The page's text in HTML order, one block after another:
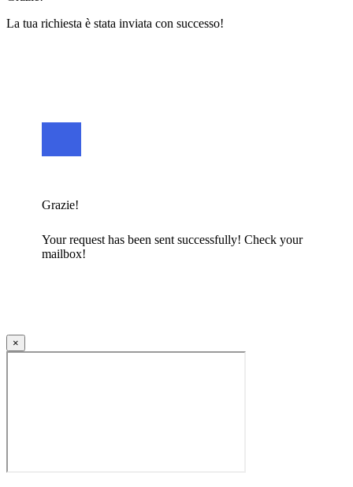
La tua richiesta è stata inviata con successo!
Grazie!
Your request has been sent successfully! Check your
mailbox!
×